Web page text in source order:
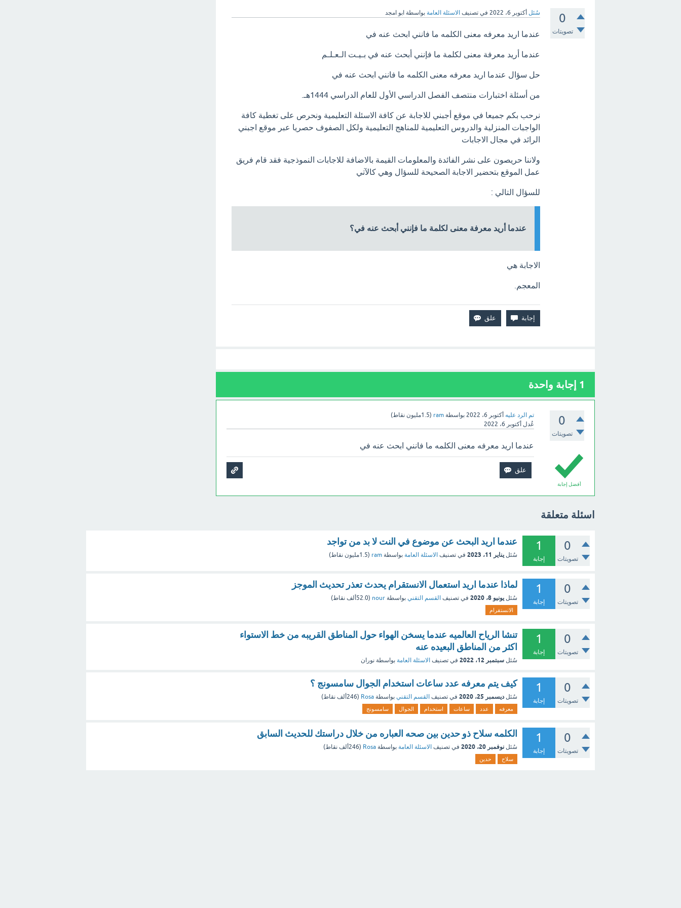
0
تصويتات
سُئل أكتوبر 6، 2022 في تصنيف الاسئلة العامة بواسطة ابو امجد
عندما اريد معرفه معنى الكلمه ما فانني ابحث عنه في
عندما أريد معرفة معنى لكلمة ما فإنني أبحث عنه في بـيـت الـعـلـم
حل سؤال عندما اريد معرفه معنى الكلمه ما فانني ابحث عنه في
من أسئلة اختبارات منتصف الفصل الدراسي الأول للعام الدراسي 1444هـ.
نرحب بكم جميعا في موقع أجبني للاجابة عن كافة الاسئلة التعليمية ونحرص على تغطية كافة
الواجبات المنزلية والدروس التعليمية للمناهج التعليمية ولكل الصفوف حصريا عبر موقع اجبني
الرائد في مجال الاجابات
ولاننا حريصون على نشر الفائدة والمعلومات القيمة بالاضافة للاجابات النموذجية فقد قام فريق
عمل الموقع بتحضير الاجابة الصحيحة للسؤال وهي كالآتي
للسؤال التالي :
عندما أريد معرفة معنى لكلمة ما فإنني أبحث عنه في؟
الاجابة هي
المعجم.
1 إجابة واحدة
0
تصويتات
تم الرد عليه أكتوبر 6، 2022 بواسطة ram
(1.5مليون
نقاط)
عُدل أكتوبر 6، 2022
أفضل إجابة
عندما اريد معرفه معنى الكلمه ما فانني ابحث عنه في
اسئلة متعلقة
0
تصويتات
1
إجابة
عندما اريد البحث عن موضوع في النت لا بد من تواجد
سُئل يناير 11، 2023 في تصنيف الاسئلة العامة بواسطة ram
(1.5مليون نقاط)
0
تصويتات
1
إجابة
لماذا عندما اريد استعمال الانستقرام يحدث تعذر تحديث الموجز
سُئل يونيو 8، 2020 في تصنيف القسم التقني بواسطة nour
(52.0ألف نقاط)
الانستقرام
0
تصويتات
1
إجابة
تنشا الرياح العالميه عندما يسخن الهواء حول المناطق القريبه من خط الاستواء
اكثر من المناطق البعيده عنه
سُئل سبتمبر 12، 2022 في تصنيف الاسئلة العامة بواسطة نوران
0
تصويتات
1
إجابة
كيف يتم معرفه عدد ساعات استخدام الجوال سامسونج ؟
سُئل ديسمبر 25، 2020 في تصنيف القسم التقني بواسطة Rosa
(246ألف نقاط)
معرفه عدد ساعات استخدام الجوال سامسونج
0
تصويتات
1
إجابة
الكلمه سلاح ذو حدين بين صحه العباره من خلال دراستك للحديث السابق
سُئل نوفمبر 20، 2020 في تصنيف الاسئلة العامة بواسطة Rosa
(246ألف نقاط)
سلاح حدين